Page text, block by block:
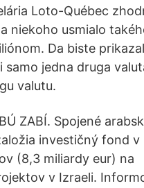
Loto-Québec
niekoho usmialo
Da biste
samo jedna druga
valutu.
ZABÍ. Spojené
investičný fond
(8,3 miliardy eur) na
v Izraeli.